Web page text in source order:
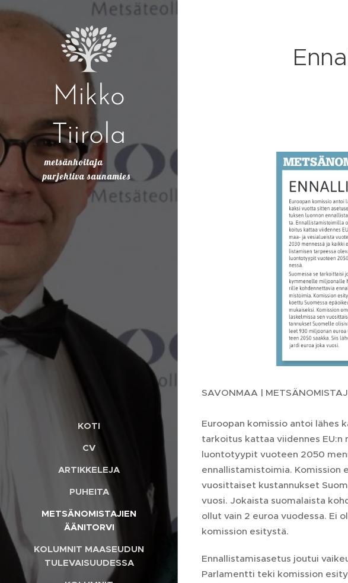
Mikko
Tiirola
metsänhoitaja
purjehtiva saunamies
KOTI
CV
ARTIKKELEJA
PUHEITA
METSÄNOMISTAJIEN
ÄÄNITORVI
KOLUMNIT MAASEUDUN
TULEVAISUUDESSA
SAVONMAA |
Euroopan komissio antoi lähes
tarkoitus kattaa viidennes EU:n
luontotyypit vuoteen 2050
ennallistamistoimia. Komission
vuosittaiset kustannukset
vuosi. Jokaista suomalaista
ollut vain 2 euroa vuodessa. Ei
komission esitystä.
Ennallistamisasetus joutui
Parlamentti teki komission